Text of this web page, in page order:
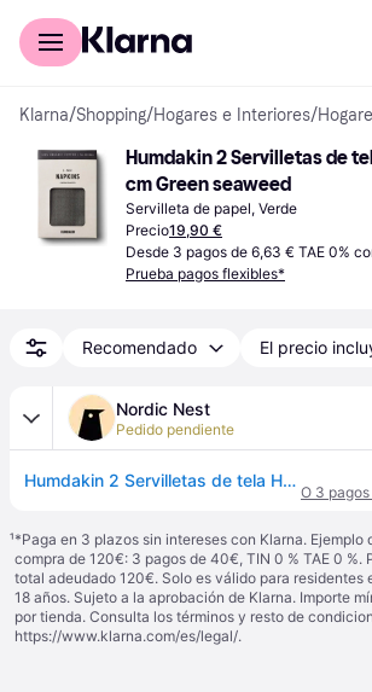
Comprar con Klarna
Klarna/Shopping/Hogares e Interiores/
Humdakin 2 Servilletas de
cm Green seaweed
Servilleta de papel, Verde
Precio19,90 €
Desde 3 pagos de 6,63 € TAE 0%
Prueba pagos flexibles*
Recomendado El precio
Nordic Nest
Pedido pendiente
Humdakin 2 Servilletas de tela Humdakin 40x40 cm Green seaweed
O 3
¹*Paga en 3 plazos sin intereses con Klarna. Ejemplo
compra de 120€: 3 pagos de 40€, TIN 0 % TAE 0 %.
total adeudado 120€. Solo es válido para residentes
18 años. Sujeto a la aprobación de Klarna. Importe
por tienda. Consulta los términos y resto de
https://www.klarna.com/es/legal/.